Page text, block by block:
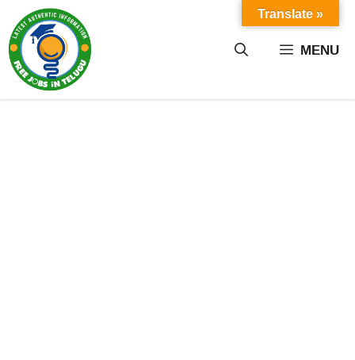
content MENU
Translate »